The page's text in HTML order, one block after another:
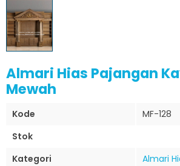
Almari Hias Pajangan
Mewah
Kode
MF-128
Stok
Kategori
Almari